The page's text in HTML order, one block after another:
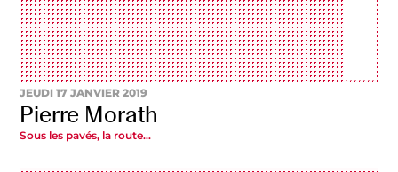
JEUDI 17 JANVIER 2019
Pierre Morath
Sous les pavés, la route…